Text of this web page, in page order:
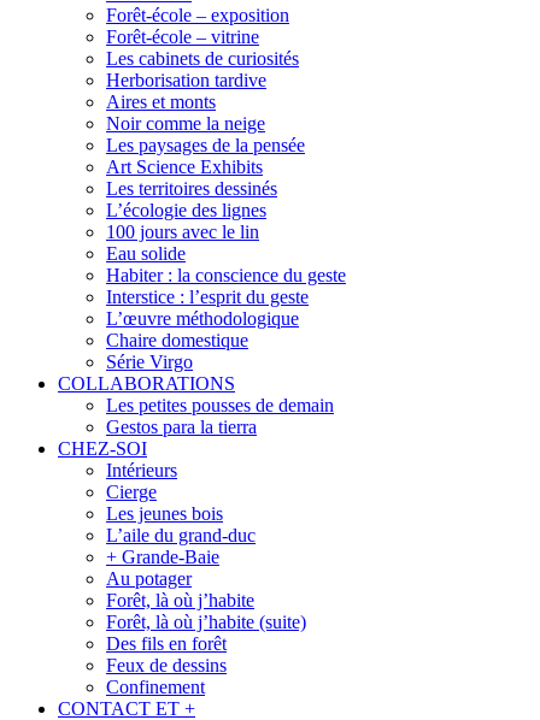
Forêt-école – exposition
Forêt-école – vitrine
Les cabinets de curiosités
Herborisation tardive
Aires et monts
Noir comme la neige
Les paysages de la pensée
Art Science Exhibits
Les territoires dessinés
L’écologie des lignes
100 jours avec le lin
Eau solide
Habiter : la conscience du geste
Interstice : l’esprit du geste
L’œuvre méthodologique
Chaire domestique
Série Virgo
COLLABORATIONS
Les petites pousses de demain
Gestos para la tierra
CHEZ-SOI
Intérieurs
Cierge
Les jeunes bois
L’aile du grand-duc
+ Grande-Baie
Au potager
Forêt, là où j’habite
Forêt, là où j’habite (suite)
Des fils en forêt
Feux de dessins
Confinement
CONTACT ET +